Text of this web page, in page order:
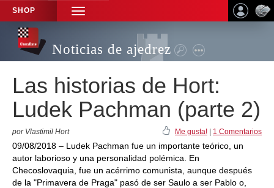
SHOP
TOGGLE
NAVIGATION
Noticias de ajedrez
Las historias de Hort:
Ludek Pachman (parte 2)
por Vlastimil Hort Me gusta! 1 Comentarios
09/08/2018 – Ludek Pachman fue un importante teórico, un
autor laborioso y una personalidad polémica. En
Checoslovaquia, fue un acérrimo comunista, aunque después
de la "Primavera de Praga" pasó de ser Saulo a ser Pablo o,